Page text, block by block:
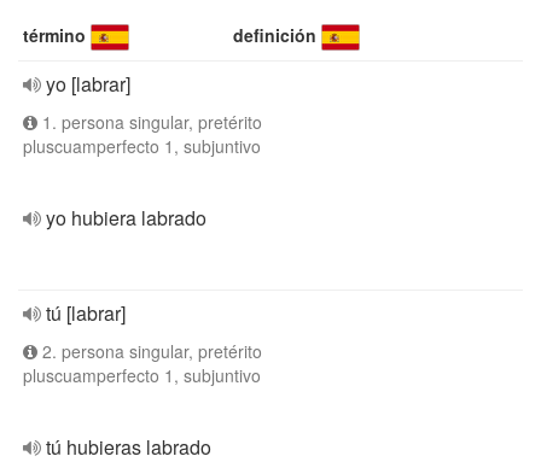
término definición
yo [labrar]
1. persona singular, pretérito
pluscuamperfecto 1, subjuntivo
yo hubiera labrado
tú [labrar]
2. persona singular, pretérito
pluscuamperfecto 1, subjuntivo
tú hubieras labrado